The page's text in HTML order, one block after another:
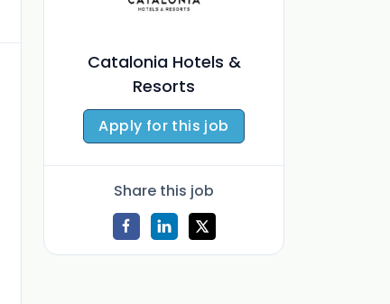
Catalonia Hotels &
Resorts
Apply for this job
Share this job